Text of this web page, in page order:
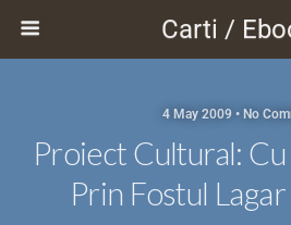
Carti /
4 May 2009 • No
Proiect Cultural:
Prin Fostul